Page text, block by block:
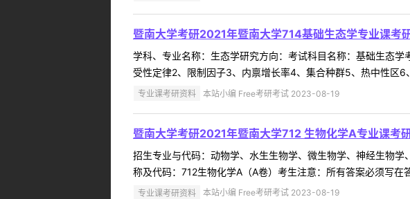
暨南大学考研2021年暨南大学714基础生态学专业课考
学科、专业名称：生态学研究方向：考试科目名称：基础生态
受性定律2、限制因子3、内禀增长率4、集合种群5、热中性区
专业课考研资料 本站小编 Free考研考试 2023-08-19
暨南大学考研2021年暨南大学712 生物化学A专业课考
招生专业与代码：动物学、水生生物学、微生物学、神经生物
称及代码：712生物化学A（A卷）考生注意：所有答案必须写
专业课考研资料 本站小编 Free考研考试 2023-08-19